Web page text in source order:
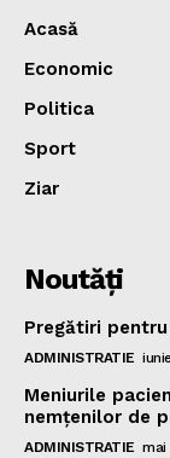
Acasă
Economic
Politica
Sport
Ziar
Noutăţi
Pregătiri
ADMINISTRATIE
Meniurile
nemţenilor de
ADMINISTRATIE mai